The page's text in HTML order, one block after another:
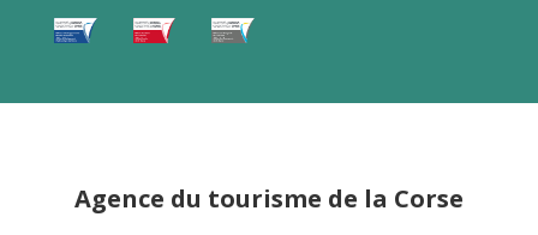
Agence du tourisme de la Corse